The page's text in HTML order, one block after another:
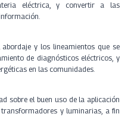
eléctrica, y convertir a las
y los lineamientos que se
de diagnósticos eléctricos, y
en las comunidades.
sobre el buen uso de la aplicación
transformadores y luminarias, a fin